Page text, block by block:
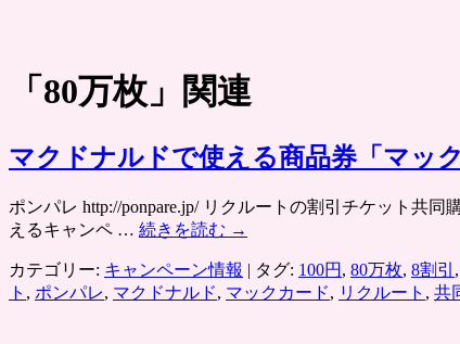
「 80万枚 」関連
マクドナルドで使える商品券「マッ
ポンパレ http://ponpare.jp/ リクルートの割引チケット共
えるキャンペ … 続きを読む →
カテゴリー: キャンペーン情報 | タグ: 100円 , 80万枚, 8割引 ,
ト , ポンパレ, マクドナルド, マックカード, リクルート , 共